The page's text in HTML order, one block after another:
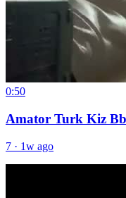
0:50
Amator Turk Kiz
7 · 1w ago